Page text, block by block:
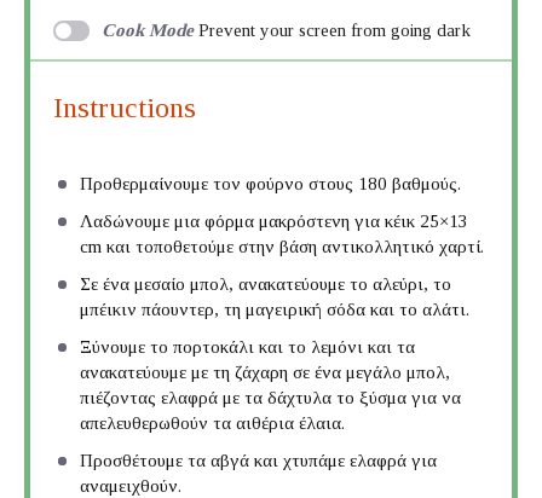
Cook Mode Prevent your screen from going dark
Instructions
Προθερμαίνουμε τον φούρνο στους 180 βαθμούς.
Λαδώνουμε μια φόρμα μακρόστενη για κέικ 25×13
cm και τοποθετούμε στην βάση αντικολλητικό χαρτί.
Σε ένα μεσαίο μπολ, ανακατεύουμε το αλεύρι, το
μπέικιν πάουντερ, τη μαγειρική σόδα και το αλάτι.
Ξύνουμε το πορτοκάλι και το λεμόνι και τα
ανακατεύουμε με τη ζάχαρη σε ένα μεγάλο μπολ,
πιέζοντας ελαφρά με τα δάχτυλα το ξύσμα για να
απελευθερωθούν τα αιθέρια έλαια.
Προσθέτουμε τα αβγά και χτυπάμε ελαφρά για
αναμειχθούν.